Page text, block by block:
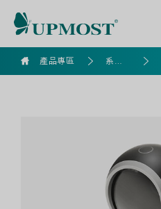
BS105
台
產品專區 系列